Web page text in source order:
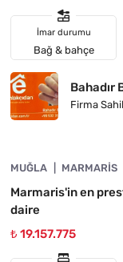
İmar durumu
Bağ & bahçe
Bahadır
Firma
YATIRIMA UYGUN
MUĞLA MARMARIS
Marmaris'in en
daire
₺ 19.157.775